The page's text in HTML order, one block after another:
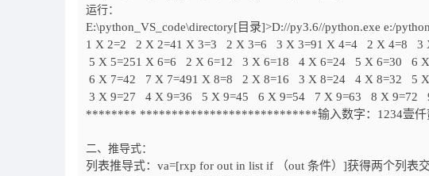
运行：
E:\python_VS_code\directory[目录]>D://py3.6//python.exe e:/
1 X 2=2 2 X 2=41 X 3=3 2 X 3=6 3 X 3=91 X 4=4 2 X 4=8
5 X 5=251 X 6=6 2 X 6=12 3 X 6=18 4 X 6=24 5 X 6=30 6
6 X 7=42 7 X 7=491 X 8=8 2 X 8=16 3 X 8=24 4 X 8=32 5
3 X 9=27 4 X 9=36 5 X 9=45 6 X 9=54 7 X 9=63
******** ****************************输入数字：1234壹仟
二、推导式：
列表推导式：va=[rxp for out in list if （out 条件）]获得两个列表